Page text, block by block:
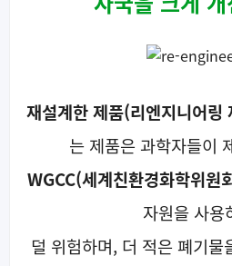
재설계한 제품(리엔지니어링
는 제품은 과학자들이
WGCC(세계친환경화학위원
자원을 사용
덜 위험하며, 더 적은 폐기물